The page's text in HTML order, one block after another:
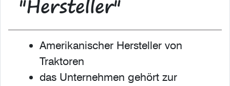
Amerikanischer Hersteller von
Traktoren
das Unternehmen gehört zur